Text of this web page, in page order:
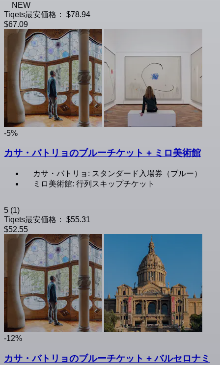
NEW
Tiqets最安価格：
$78.94
$67.09
-5%
カサ・バトリョのブルーチケット + ミロ美術館
カサ・バトリョ: スタンダード入場券（ブルー）
ミロ美術館: 行列スキップチケット
5 (1)
Tiqets最安価格：
$55.31
$52.55
-12%
カサ・バトリョのブルーチケット + バルセロナミ